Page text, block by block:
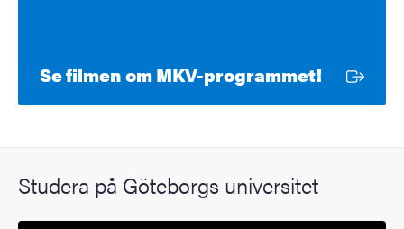
Se filmen om MKV-programmet! Extern
Studera på Göteborgs universitet